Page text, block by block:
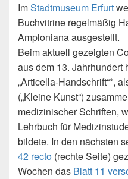
ImStadtmuseum Erfurt
Buchvitrine regelmäßig
Amploniana ausgestellt.
Beim aktuell gezeigten
aus dem 13. Jahrhundert
„Articella-Handschrift“*,
(„Kleine Kunst“)
medizinischer Schriften,
Lehrbuch für
bildete. In den nächsten
42 recto (rechte Seite)
Wochen das Blatt 11